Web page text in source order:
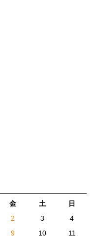
金 土
日
2 3
4
9 10 11